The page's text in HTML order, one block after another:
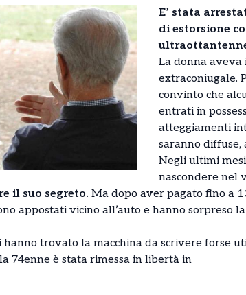
E’ stata
di estorsione
La donna
extraconiugale.
convinto che
entrati in
atteggiamenti
saranno diffuse,
Negli ultimi
nascondere nel
il suo segreto. Ma dopo aver pagato fino a
appostati vicino all’auto e hanno sorpreso
hanno trovato la macchina da scrivere forse
74enne è stata rimessa in libertà in